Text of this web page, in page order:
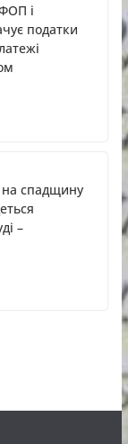
і
податки
спадщину
–